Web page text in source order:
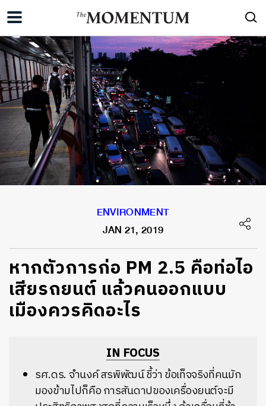
ENVIRONMENT
JAN 21, 2019
หากตัวการก่อ PM 2.5 คือท่อไอ
เสียรถยนต์ แล้วคนออกแบบ
เมืองควรคิดอะไร
IN FOCUS
รศ.ดร. จำนงค์ สรพิพัฒน์ ชี้ว่า ข้อเท็จจริงที่คนมัก
มองข้ามไปก็คือ การสันดาปของเครื่องยนต์จะมี